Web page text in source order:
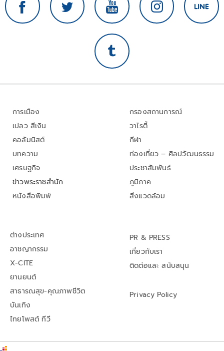
การเมือง
เปลว สีเงิน
คอลัมนิสต์
บทความ
เศรษฐกิจ
ข่าวพระราชสำนัก
หนังสือพิมพ์
กรองสถานการณ์
วาไรตี้
กีฬา
ท่องเที่ยว – ศิลปวัฒนธรรม
ประชาสัมพันธ์
ภูมิภาค
สิ่งแวดล้อม
ต่างประเทศ
อาชญากรรม
X-CITE
ยานยนต์
สาธารณสุข-คุณภาพชีวิต
บันเทิง
ไทยโพสต์ ทีวี
PR & PRESS
เกี่ยวกับเรา
ติดต่อและ สนับสนุน
Privacy Policy